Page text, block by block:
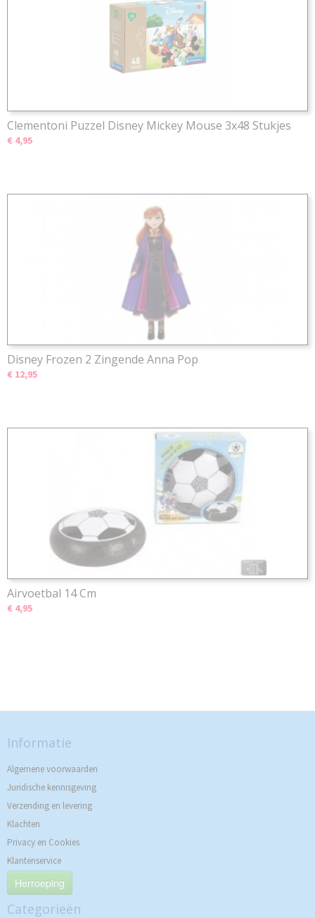
Clementoni Puzzel Disney Mickey Mouse 3x48 Stukjes
€ 4,95
Disney Frozen 2 Zingende Anna Pop
€ 12,95
Airvoetbal 14 Cm
€ 4,95
Informatie
Algemene voorwaarden
Juridische kennisgeving
Verzending en levering
Klachten
Privacy en Cookies
Klantenservice
Herroeping
Categorieën